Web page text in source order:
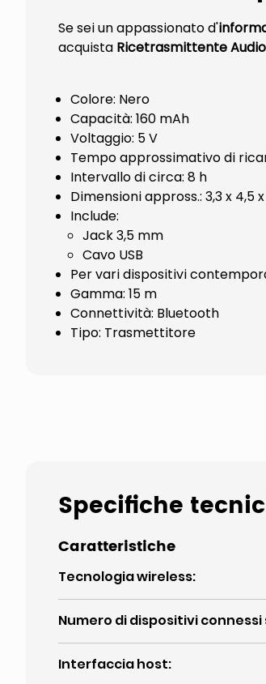
Se sei un appassionato d'
acquista Ricetrasmittente Audio
Colore: Nero
Capacità: 160 mAh
Voltaggio: 5 V
Tempo approssimativo di
Intervallo di circa: 8 h
Dimensioni appross.: 3,3 x 4,5
Include:
Jack 3,5 mm
Cavo USB
Per vari dispositivi
Gamma: 15 m
Connettività: Bluetooth
Tipo: Trasmettitore
Specifiche
Caratteristiche
Tecnologia wireless:
Numero di dispositivi
Interfaccia host: